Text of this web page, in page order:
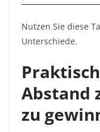
Nutzen Sie diese
Unterschiede.​
Abstand
zu